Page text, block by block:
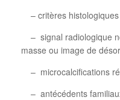
– critères
– signal radiologique
masse ou image de
– microcalcifications
– antécédents